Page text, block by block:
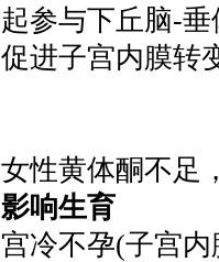
起参与下丘脑-
促进子宫内膜转
女性黄体酮不足
影响生育
宫冷不孕(子宫